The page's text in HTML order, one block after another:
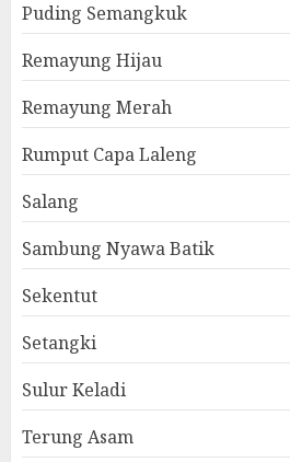
Puding Semangkuk
Remayung Hijau
Remayung Merah
Rumput Capa Laleng
Salang
Sambung Nyawa Batik
Sekentut
Setangki
Sulur Keladi
Terung Asam